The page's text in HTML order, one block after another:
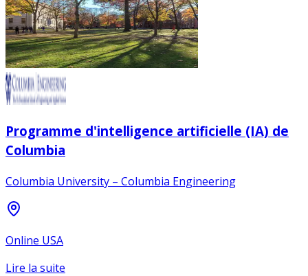
Programme d'intelligence artificielle (IA) de
Columbia
Columbia University – Columbia Engineering
Online USA
Lire la suite